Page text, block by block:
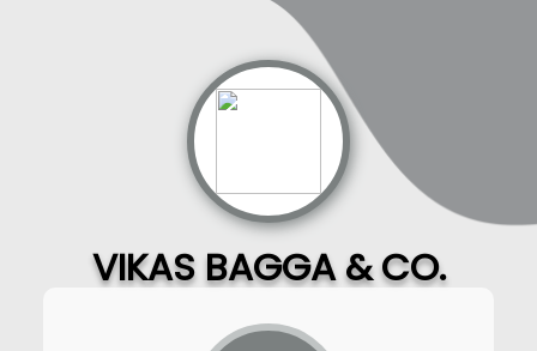
VIKAS BAGGA & CO.